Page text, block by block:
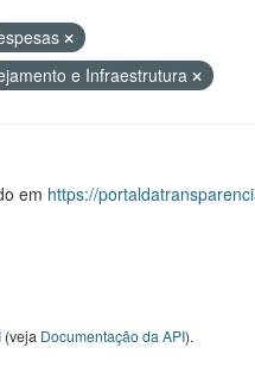
e Infraestrutura
em https://
(veja Documentação da API).